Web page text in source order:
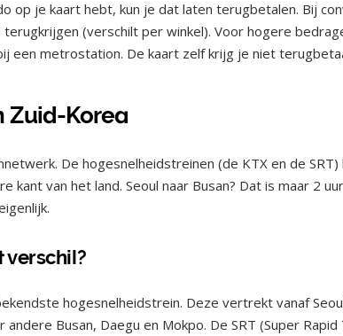
op je kaart hebt, kun je dat laten terugbetalen. Bij
(verschilt per winkel). Voor hogere
een metrostation. De kaart zelf krijg je niet
Zuid-Korea
De hogesnelheidstreinen (de KTX en de SRT)
kant van het land. Seoul naar Busan? Dat is maar 2
verschil?
hogesnelheidstrein. Deze vertrekt vanaf
Busan, Daegu en Mokpo. De SRT (Super Rapid